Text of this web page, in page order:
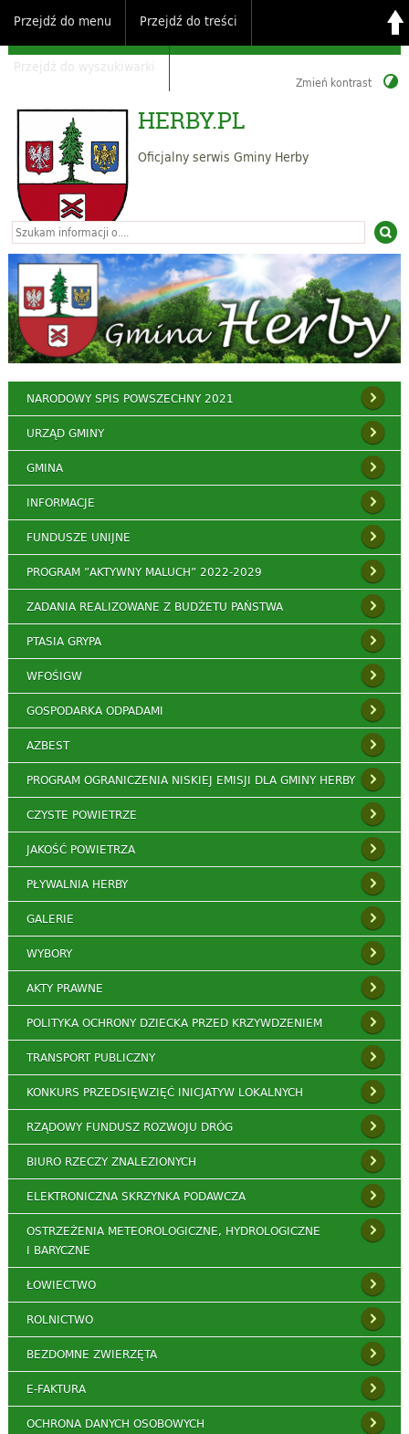
Przejdź do menu Przejdź do treści
Przejdź do wyszukiwarki
Zmień kontrast
HERBY.PL
Oficjalny serwis Gminy Herby
NARODOWY SPIS POWSZECHNY 2021
URZĄD GMINY
GMINA
INFORMACJE
FUNDUSZE UNIJNE
PROGRAM ”AKTYWNY MALUCH” 2022-2029
ZADANIA REALIZOWANE Z BUDŻETU PAŃSTWA
PTASIA GRYPA
WFOŚIGW
GOSPODARKA ODPADAMI
AZBEST
PROGRAM OGRANICZENIA NISKIEJ EMISJI DLA GMINY HERBY
CZYSTE POWIETRZE
JAKOŚĆ POWIETRZA
PŁYWALNIA HERBY
GALERIE
WYBORY
AKTY PRAWNE
POLITYKA OCHRONY DZIECKA PRZED KRZYWDZENIEM
TRANSPORT PUBLICZNY
KONKURS PRZEDSIĘWZIĘĆ INICJATYW LOKALNYCH
RZĄDOWY FUNDUSZ ROZWOJU DRÓG
BIURO RZECZY ZNALEZIONYCH
ELEKTRONICZNA SKRZYNKA PODAWCZA
OSTRZEŻENIA METEOROLOGICZNE, HYDROLOGICZNE
I BARYCZNE
ŁOWIECTWO
ROLNICTWO
BEZDOMNE ZWIERZĘTA
E-FAKTURA
OCHRONA DANYCH OSOBOWYCH